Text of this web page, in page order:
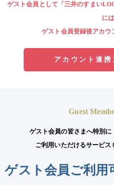
ゲスト会員として「三井のすまい
には
ゲスト会員登録後アカウ
アカウント連携
Guest
ゲスト会員の皆さまへ特別に
ご利用いただけるサービス
ゲスト会員ご利用